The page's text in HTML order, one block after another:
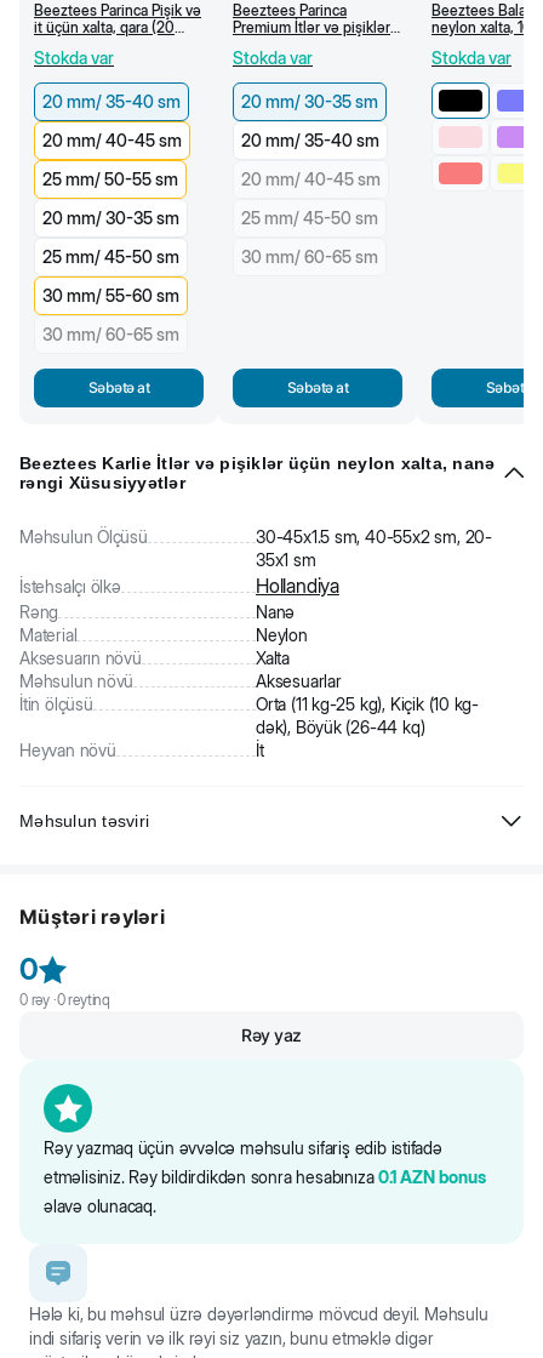
Beeztees Parinca Pişik və
it üçün xalta, qara (20
Stokda var
20 mm/ 35-40 sm
20 mm/ 40-45 sm
25 mm/ 50-55 sm
20 mm/ 30-35 sm
25 mm/ 45-50 sm
30 mm/ 55-60 sm
30 mm/ 60-65 sm
Səbətə at
Beeztees Parinca
Premium İtlər və pişiklər
mm/30-35 sm)
Stokda var
20 mm/ 30-35 sm
20 mm/ 35-40 sm
20 mm/ 40-45 sm
25 mm/ 45-50 sm
30 mm/ 60-65 sm
Səbətə at
Beeztees Bala it
neylon xalta, 10
Stokda var
Səbətə
Beeztees Karlie İtlər və pişiklər üçün neylon xalta, nanə
rəngi Xüsusiyyətlər
Məhsulun Ölçüsü
30-45x1.5 sm, 40-55x2 sm, 20-
35x1 sm
İstehsalçı ölkə
Hollandiya
Rəng
Nanə
Material
Neylon
Aksesuarın növü
Xalta
Məhsulun növü
Aksesuarlar
İtin ölçüsü
Orta (11 kg-25 kg), Kiçik (10 kg-
dək), Böyük (26-44 kq)
Heyvan növü
İt
Məhsulun təsviri
məhdudlaşdırmır.
Müştəri rəyləri
0
0rəy ·0reytinq
Rəy yazmaq üçün əvvəlcə məhsulu sifariş edib istifadə
etməlisiniz. Rəy bildirdikdən sonra hesabınıza0.1 AZN bonus
əlavə olunacaq.
Rəy yaz
Hələ ki, bu məhsul üzrə dəyərləndirmə mövcud deyil. Məhsulu
indi sifariş verin və ilk rəyi siz yazın, bunu etməklə digər